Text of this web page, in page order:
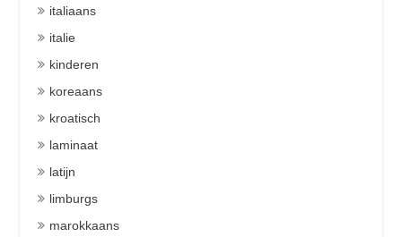
italiaans
italie
kinderen
koreaans
kroatisch
laminaat
latijn
limburgs
marokkaans